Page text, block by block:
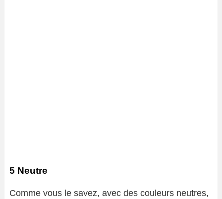
5 Neutre
Comme vous le savez, avec des couleurs neutres,